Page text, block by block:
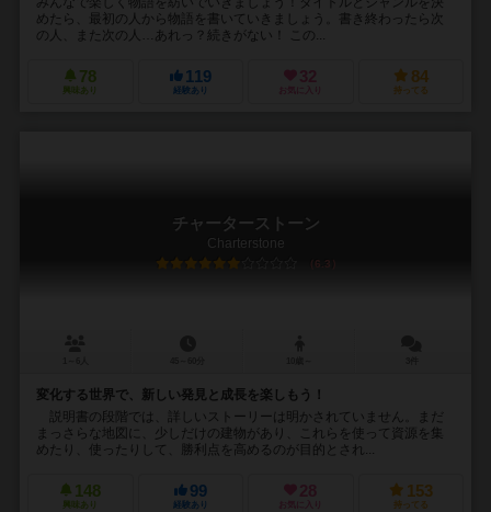
めたら、最初の人から物語を書いていきましょう。書き終わったら次
の人、また次の人…あれっ？続きがない！ この...
78
興味あり
119
経験あり
32
お気に入り
84
持ってる
チャーターストーン
Charterstone
6.3
変化する世界で、新しい発見と成長を楽しもう！
説明書の段階では、詳しいストーリーは明かされていません。まだ
まっさらな地図に、少しだけの建物があり、これらを使って資源を集
めたり、使ったりして、勝利点を高めるのが目的とされ...
148
興味あり
99
経験あり
28
お気に入り
153
持ってる